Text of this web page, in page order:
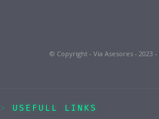
© Copyright - Via Asesores - 2023 -
USEFULL LINKS